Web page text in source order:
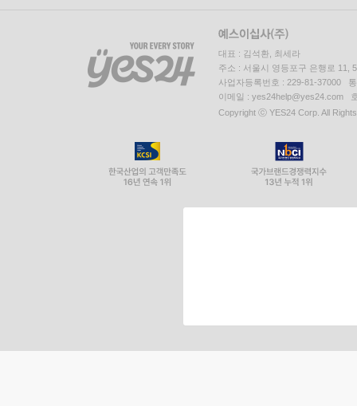
대표 : 김석환, 최세라
주소 : 서울시 영등포구 은행로 11,
사업자등록번호 : 229-81-37000
이메일 : yes24help@yes24.com
Copyright ⓒ YES24 Corp. All